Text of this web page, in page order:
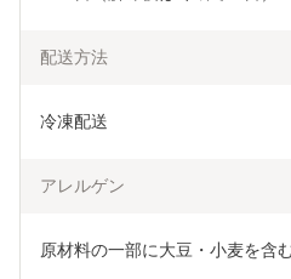
配送方法
冷凍配送
アレルゲン
原材料の一部に大豆・小麦を含